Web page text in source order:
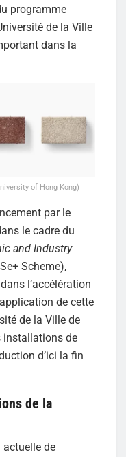
programme
de la Ville
dans la
of Hong Kong)
par le
le cadre du
and Industry
Scheme),
l’accélération
de cette
de la Ville de
installations de
d’ici la fin
de la
actuelle de